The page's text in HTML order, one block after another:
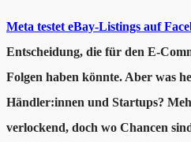
Meta testet eBay-Listings auf
Entscheidung, die für den E-
Folgen haben könnte. Aber was
Händler:innen und Startups?
verlockend, doch wo Chancen